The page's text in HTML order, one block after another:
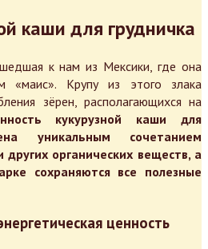
каши для грудничка
к нам из Мексики, где она
«маис». Крупу из этого злака
зёрен, располагающихся на
кукурузной каши для
уникальным сочетанием
органических веществ, а
сохраняются все полезные
ценность